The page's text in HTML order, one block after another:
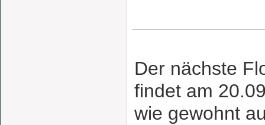
Der nächste
findet am
wie gewohnt